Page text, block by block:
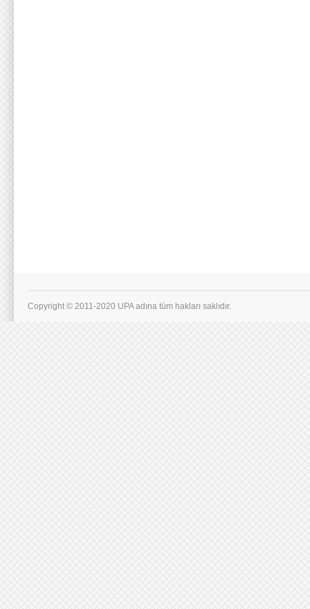
Copyright © 2011-2020 UPA adına tüm hakları saklıdır.